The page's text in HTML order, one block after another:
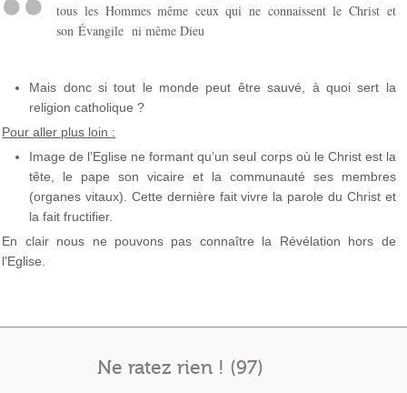
tous les Hommes même ceux qui ne connaissent le Christ et
son Évangile ni même Dieu
Mais donc si tout le monde peut être sauvé, à quoi sert la
religion catholique ?
Pour aller plus loin :
Image de l’Eglise ne formant qu’un seul corps où le Christ est la
tête, le pape son vicaire et la communauté ses membres
(organes vitaux). Cette dernière fait vivre la parole du Christ et
la fait fructifier.
En clair nous ne pouvons pas connaître la Révélation hors de
l’Eglise.
Ne ratez rien ! (97)